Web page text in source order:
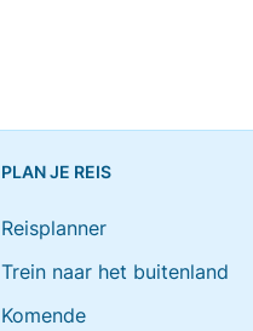
PLAN JE REIS
Reisplanner
Trein naar het buitenland
Komende